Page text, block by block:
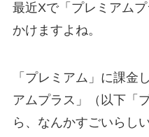
最近Xで「プレミアム
かけますよね。
「プレミアム」に課金
アムプラス」（以下「
ら、なんかすごいらし